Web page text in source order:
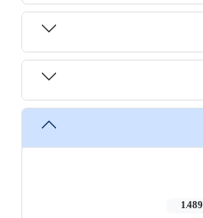
1,489